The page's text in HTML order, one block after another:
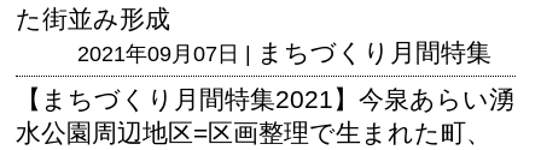
た街並み形成
2021年09月07日 | まちづくり月間特集
【まちづくり月間特集2021】今泉あらい湧
水公園周辺地区=区画整理で生まれた町、